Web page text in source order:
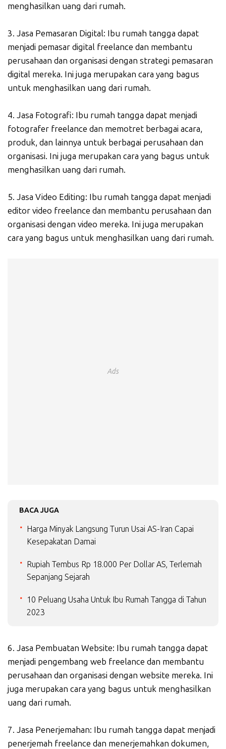
menghasilkan uang dari rumah.
3. Jasa Pemasaran Digital: Ibu rumah tangga dapat
menjadi pemasar digital freelance dan membantu
perusahaan dan organisasi dengan strategi pemasaran
digital mereka. Ini juga merupakan cara yang bagus
untuk menghasilkan uang dari rumah.
4. Jasa Fotografi: Ibu rumah tangga dapat menjadi
fotografer freelance dan memotret berbagai acara,
produk, dan lainnya untuk berbagai perusahaan dan
organisasi. Ini juga merupakan cara yang bagus untuk
menghasilkan uang dari rumah.
5. Jasa Video Editing: Ibu rumah tangga dapat menjadi
editor video freelance dan membantu perusahaan dan
organisasi dengan video mereka. Ini juga merupakan
cara yang bagus untuk menghasilkan uang dari rumah.
Ads
BACA JUGA
Harga Minyak Langsung Turun Usai AS-Iran Capai
Kesepakatan Damai
Rupiah Tembus Rp 18.000 Per Dollar AS, Terlemah
Sepanjang Sejarah
10 Peluang Usaha Untuk Ibu Rumah Tangga di Tahun
2023
6. Jasa Pembuatan Website: Ibu rumah tangga dapat
menjadi pengembang web freelance dan membantu
perusahaan dan organisasi dengan website mereka. Ini
juga merupakan cara yang bagus untuk menghasilkan
uang dari rumah.
7. Jasa Penerjemahan: Ibu rumah tangga dapat menjadi
penerjemah freelance dan menerjemahkan dokumen,